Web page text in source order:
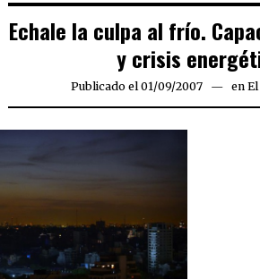
Echale la culpa al frío.
y crisis
Publicado el 01/09/200723/03/2020
en